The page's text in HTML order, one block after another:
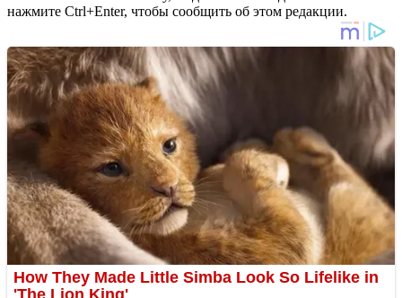
нажмите Ctrl+Enter, чтобы сообщить об этом редакции.